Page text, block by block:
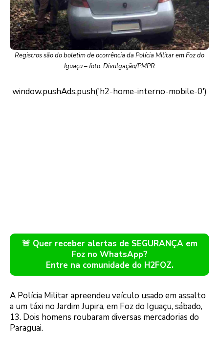
Registros são do boletim de ocorrência da Polícia Militar em Foz do
Iguaçu – foto: Divulgação/PMPR
🚨 Quer receber alertas de SEGURANÇA em
Foz no WhatsApp?
Entre na comunidade do H2FOZ.
A Polícia Militar apreendeu veículo usado em assalto
a um táxi no Jardim Jupira, em Foz do Iguaçu, sábado,
13. Dois homens roubaram diversas mercadorias do
Paraguai.